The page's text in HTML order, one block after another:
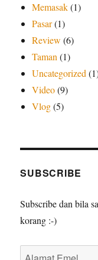
Memasak(1)
Pasar(1)
Review (6)
Taman(1)
Uncategorized
Video(9)
Vlog(5)
SUBSCRIBE
Subscribe dan bila
korang :-)
Alamat